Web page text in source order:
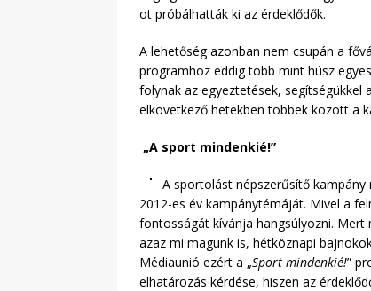
ot próbálhatták ki az érdeklődők.
A lehetőség azonban nem csupán a
programhoz eddig több mint húsz
folynak az egyeztetések,
elkövetkező hetekben többek között a
„A sport mindenkié!”
A sportolást népszerűsítő
2012-es év kampánytémáját. Mivel a
fontosságát kívánja hangsúlyozni.
azaz mi magunk is, hétköznapi
Médiaunió ezért a „Sport mindenkié!”
elhatározás kérdése, hiszen az